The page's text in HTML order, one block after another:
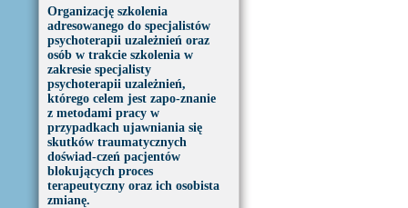
Organizację szkolenia
adresowanego do specjalistów
psychoterapii uzależnień oraz
osób w trakcie szkolenia w
zakresie specjalisty
psychoterapii uzależnień,
którego celem jest zapo-znanie
z metodami pracy w
przypadkach ujawniania się
skutków traumatycznych
doświad-czeń pacjentów
blokujących proces
terapeutyczny oraz ich osobista
zmianę.